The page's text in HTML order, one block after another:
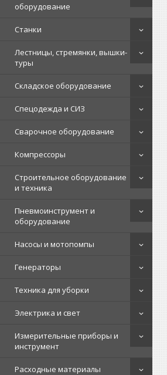
оборудование
Станки
Лестницы, стремянки, вышки-
туры
Складское оборудование
Спецодежда и СИЗ
Сварочное оборудование
Компрессоры
Строительное оборудование
и техника
Пневмоинструмент и
оборудование
Насосы и мотопомпы
Генераторы
Техника для уборки
Электрика и свет
Измерительные приборы и
инструмент
Расходные материалы